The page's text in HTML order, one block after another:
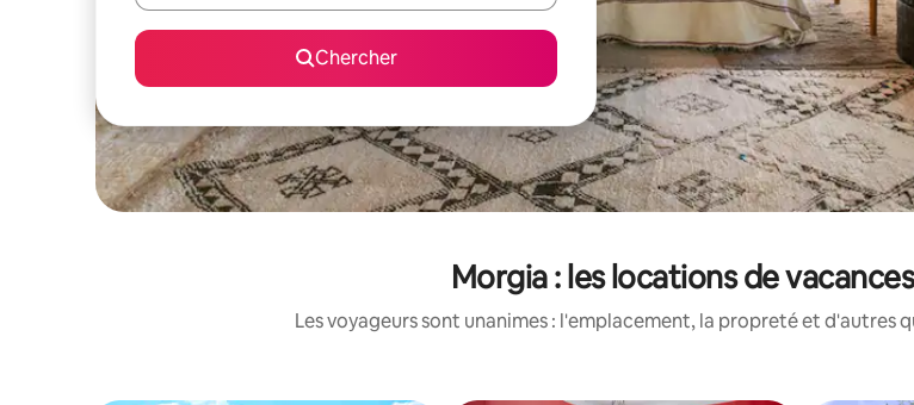
Chercher
Morgia : les locations de
Les voyageurs sont unanimes : l'emplacement, la propreté et d'autres